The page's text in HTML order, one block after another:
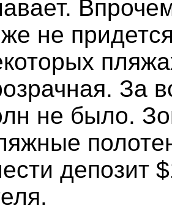
не
За
не было.
депозит